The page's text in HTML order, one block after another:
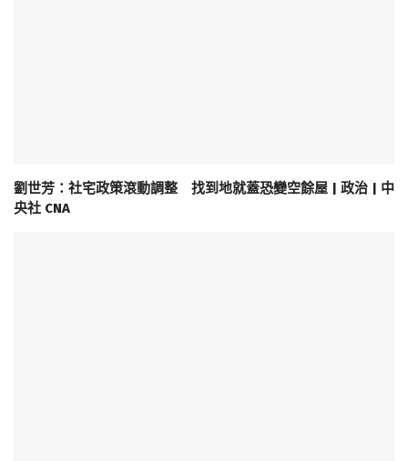
劉世芳：社宅政策滾動調整 找到地就蓋恐變空餘屋 | 政治 | 中
央社 CNA